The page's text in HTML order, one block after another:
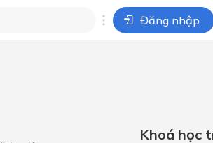
Đăng nhập
Khoá học